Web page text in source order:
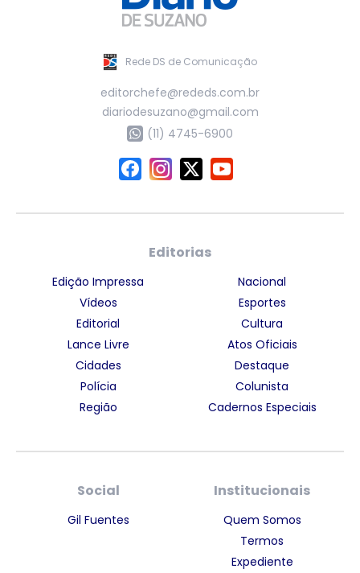
Rede DS de Comunicação
editorchefe@rededs.com.br
diariodesuzano@gmail.com
(11) 4745-6900
Editorias
Edição Impressa
Vídeos
Editorial
Lance Livre
Cidades
Polícia
Região
Nacional
Esportes
Cultura
Atos Oficiais
Destaque
Colunista
Cadernos Especiais
Social
Gil Fuentes
Institucionais
Quem Somos
Termos
Expediente